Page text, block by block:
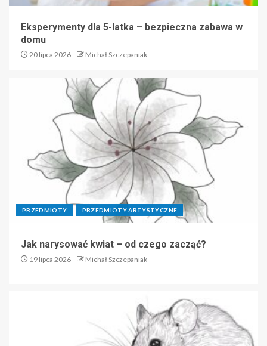
Eksperymenty dla 5-latka – bezpieczna zabawa w
domu
20 lipca 2026 Michał Szczepaniak
PRZEDMIOTY PRZEDMIOTY ARTYSTYCZNE
Jak narysować kwiat – od czego zacząć?
19 lipca 2026 Michał Szczepaniak